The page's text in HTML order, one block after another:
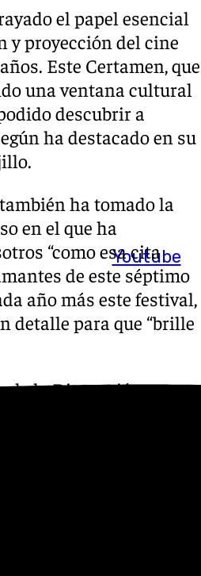
Youtube
el papel esencial
y proyección del cine
Este Certamen, que
una ventana cultural
descubrir a
ha destacado en su
ha tomado la
en el que ha
“como esa cita
de este séptimo
año más este festival,
detalle para que “brille
de la Diputación y otros
hincapié en seguir
la importancia que
sino
el alto nivel y